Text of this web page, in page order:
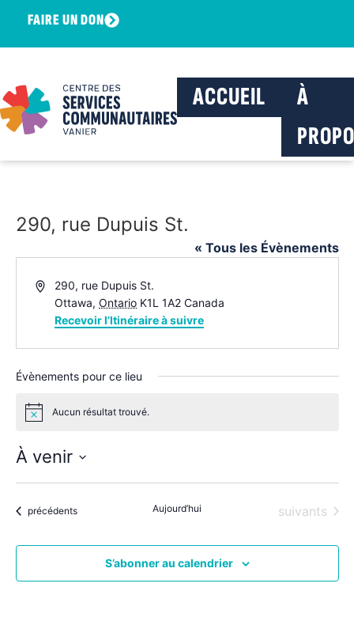
FAIRE UN DON
ACCUEIL
À
290, rue Dupuis St.
« Tous les Évènements
Adresse290, rue Dupuis St.
Ottawa, Ontario K1L 1A2 Canada
Recevoir l’Itinéraire à suivre
Évènements pour ce lieu
NoticeAucun résultat trouvé.
À venir
une
Évènements
précédents Aujourd’hui Évènements
suivants
S’abonner au calendrier